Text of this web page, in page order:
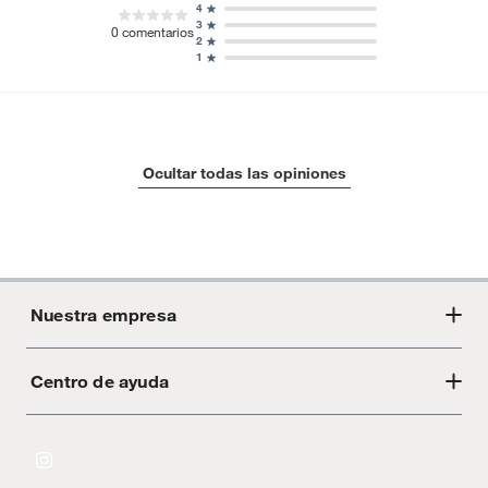
0comentarios
1
2
3
4
Ocultar todas las opiniones
Nuestra empresa
Acerca de Crate
Centro de ayuda